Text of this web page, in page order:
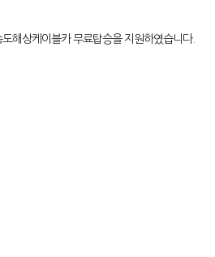
해상케이블카 무료탑승을 지원하였습니다.